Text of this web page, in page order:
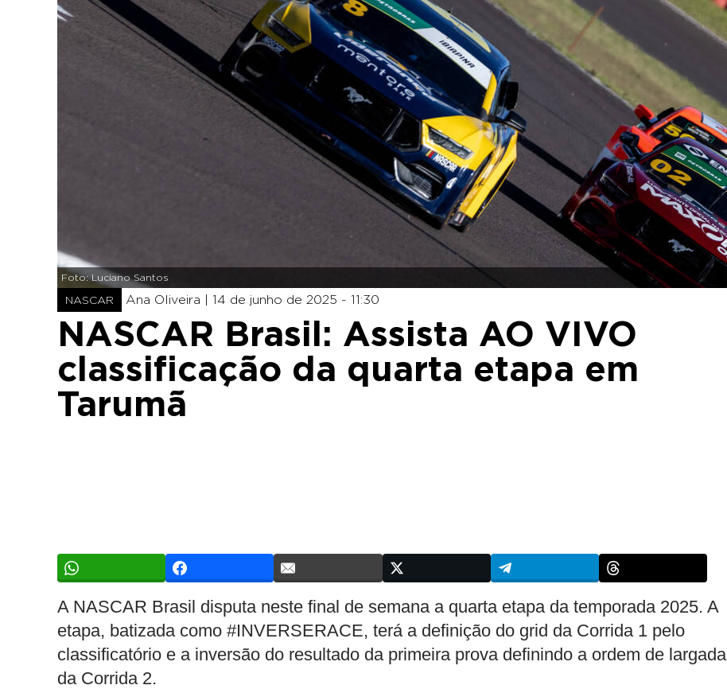
Foto: Luciano Santos
NASCAR Ana Oliveira | 14 de junho de 2025 - 11:30
NASCAR Brasil: Assista AO VIVO
classificação da quarta etapa em
Tarumã
A NASCAR Brasil disputa neste final de semana a quarta etapa da temporada 2025. A
etapa, batizada como #INVERSERACE, terá a definição do grid da Corrida 1 pelo
classificatório e a inversão do resultado da primeira prova definindo a ordem de largada
da Corrida 2.